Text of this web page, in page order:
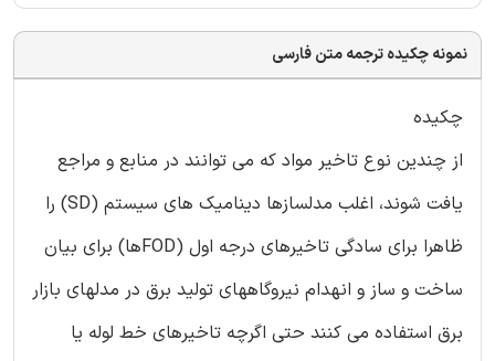
نمونه چکیده ترجمه متن فارسی
چکیده
از چندین نوع تاخیر مواد که می توانند در منابع و مراجع
یافت شوند، اغلب مدلسازها دینامیک های سیستم (SD) را
ظاهرا برای سادگی تاخیرهای درجه اول (FODها) برای بیان
ساخت و ساز و انهدام نیروگاههای تولید برق در مدلهای بازار
برق استفاده می کنند حتی اگرچه تاخیرهای خط لوله یا